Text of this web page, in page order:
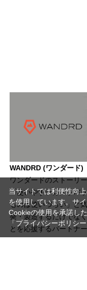
WANDRD (ワンダード)
ワンダードのストーリ
「使いやすいカメラバ
ものは使いづらい」と
発・製造するだけでな
とを応援するパートナ
当サイトでは利便性向
を使用しています。サ
Cookieの使用を承諾し
「プライバシーポリシー